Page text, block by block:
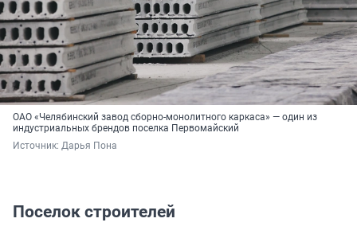
ОАО «Челябинский завод сборно-монолитного каркаса» — один из
индустриальных брендов поселка Первомайский
Источник: Дарья Пона
Поселок строителей